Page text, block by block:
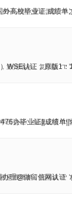
ידי卡,驾照,亚非学院
高校毕业证,成绩
ידי激光镭射，复印防
认证，原版1
ידי历认证、在读证明
办毕业证||成绩
ידי思成绩单，托福成
@做留信网认